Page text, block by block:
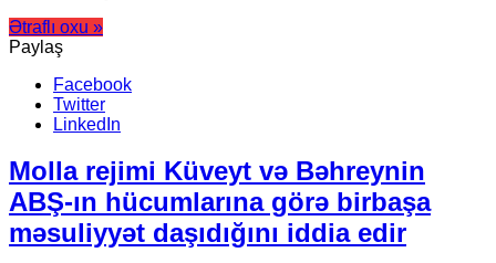
Ətraflı oxu »
Paylaş
Facebook
Twitter
LinkedIn
Molla rejimi Küveyt və Bəhreynin
ABŞ-ın hücumlarına görə birbaşa
məsuliyyət daşıdığını iddia edir